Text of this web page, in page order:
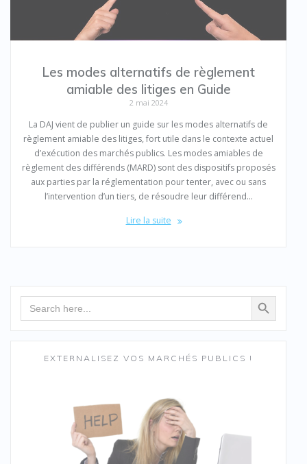
Les modes alternatifs de règlement
amiable des litiges en Guide
2 mai 2024
La DAJ vient de publier un guide sur les modes alternatifs de
règlement amiable des litiges, fort utile dans le contexte actuel
d’exécution des marchés publics. Les modes amiables de
règlement des différends (MARD) sont des dispositifs proposés
aux parties par la réglementation pour tenter, avec ou sans
l’intervention d’un tiers, de résoudre leur différend…
Lire la suite
Search Search Button
EXTERNALISEZ VOS MARCHÉS PUBLICS !